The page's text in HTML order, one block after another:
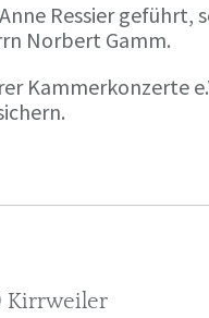
Ressier geführt,
Norbert Gamm.
Kammerkonzerte
Kirrweiler